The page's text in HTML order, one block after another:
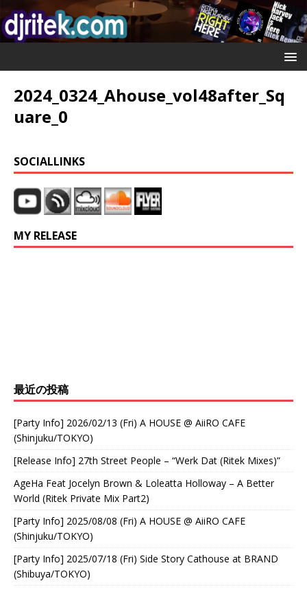
2024_0324_Ahouse_vol48after_Sq
uare_0
SOCIALLINKS
MY RELEASE
最近の投稿
[Party Info] 2026/02/13 (Fri) A HOUSE @ AiiRO CAFE
(Shinjuku/TOKYO)
[Release Info] 27th Street People – “Werk Dat (Ritek Mixes)”
AgeHa Feat Jocelyn Brown & Loleatta Holloway – A Better
World (Ritek Private Mix Part2)
[Party Info] 2025/08/08 (Fri) A HOUSE @ AiiRO CAFE
(Shinjuku/TOKYO)
[Party Info] 2025/07/18 (Fri) Side Story Cathouse at BRAND
(Shibuya/TOKYO)